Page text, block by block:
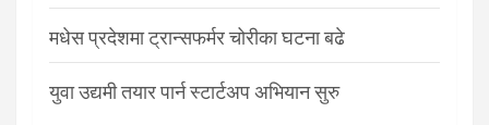
मधेस प्रदेशमा ट्रान्सफर्मर चोरीका घटना बढे
युवा उद्यमी तयार पार्न स्टार्टअप अभियान सुरु